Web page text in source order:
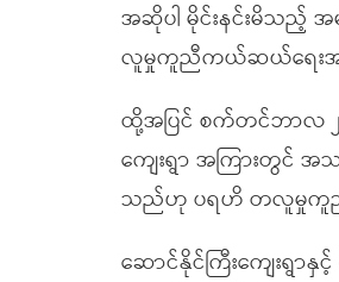
အဆိုပါ မိုင်းနင်းမိသည့်
လူမှုကူညီကယ်ဆယ်ရေးအ
ထို့အပြင် စက်တင်ဘာလ ၂
ကျေးရွာ အကြားတွင် အသ
သည်ဟု ပရဟိ တလူမှုကူညီ
ဆောင်နိုင်ကြီးကျေးရွာ